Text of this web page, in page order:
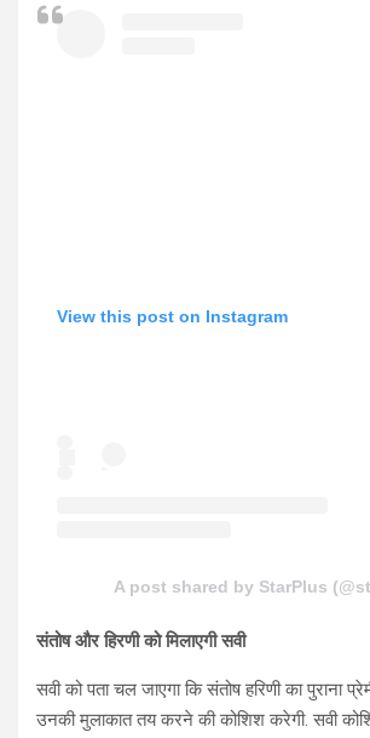
View this post on Instagram
A post shared by StarPlus
संतोष और हिरणी को मिलाएगी सवी
सवी को पता चल जाएगा कि संतोष हरिणी का पुराना
उनकी मुलाकात तय करने की कोशिश करेगी. सवी